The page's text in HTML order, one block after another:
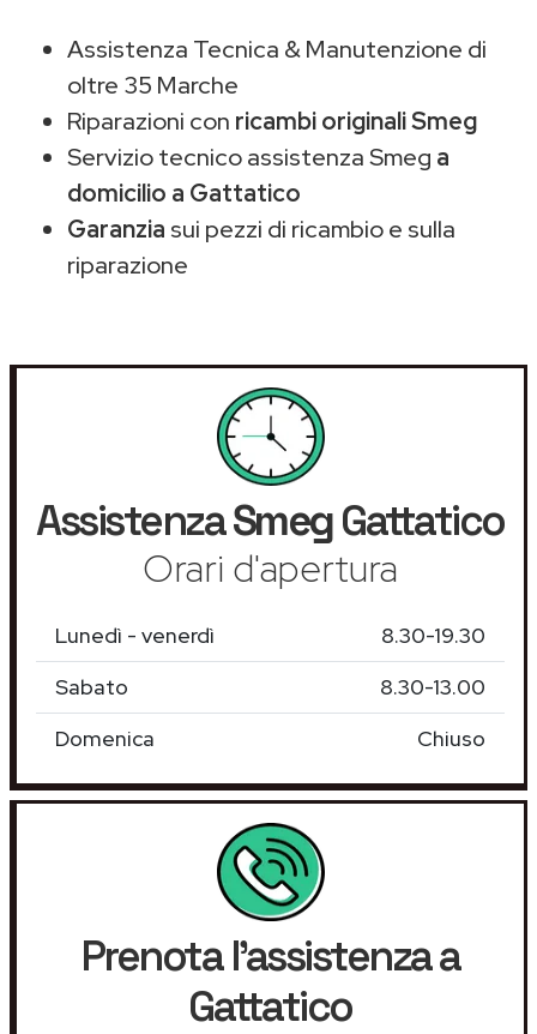
Assistenza Tecnica & Manutenzione di
oltre 35 Marche
Riparazioni con ricambi originali Smeg
Servizio tecnico assistenza Smeg a
domicilio a Gattatico
Garanzia sui pezzi di ricambio e sulla
riparazione
AssistenzaSmegGattatico
Orari d'apertura
Lunedì - venerdì
8.30-19.30
Sabato
8.30-13.00
Domenica
Chiuso
Prenota l'assistenza a
Gattatico